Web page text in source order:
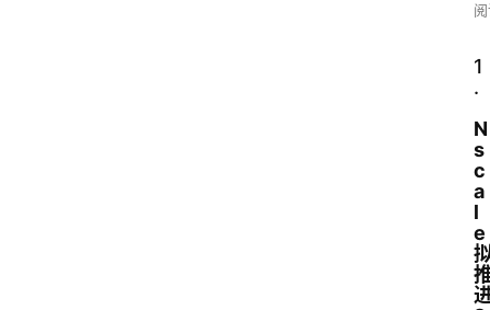
1
.
N
s
c
a
l
e